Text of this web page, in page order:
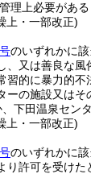
理上必要がある
上・一部改正)
のいずれかに
、又は善良な風
習的に暴力的
ーの施設又はそ
下田温泉セン
上・一部改正)
のいずれかに
許可を受けた